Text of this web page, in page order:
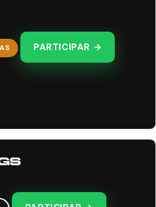
PARTICIPAR →